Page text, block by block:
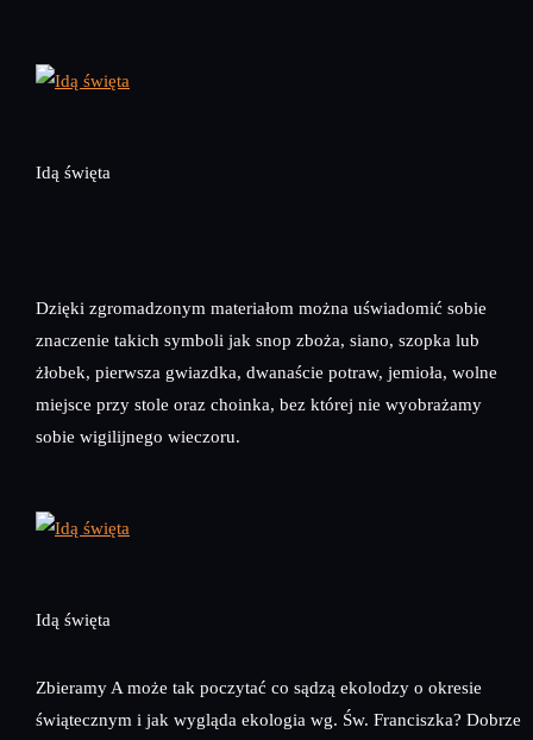
Idą święta
Dzięki zgromadzonym materiałom można uświadomić sobie
znaczenie takich symboli jak snop zboża, siano, szopka lub
żłobek, pierwsza gwiazdka, dwanaście potraw, jemioła, wolne
miejsce przy stole oraz choinka, bez której nie wyobrażamy
sobie wigilijnego wieczoru.
Idą święta
Zbieramy A może tak poczytać co sądzą ekolodzy o okresie
świątecznym i jak wygląda ekologia wg. Św. Franciszka? Dobrze